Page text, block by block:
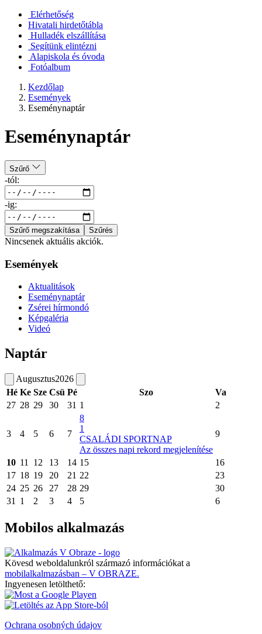
Elérhetőség
Hivatali hirdetőtábla
Hulladék elszállítása
Segítünk elintézni
Alapiskola és óvoda
Fotóalbum
Kezdőlap
Események
Eseménynaptár
Eseménynaptár
Szűrő
-tól:
-ig:
Szűrő megszakítása Szűrés
Nincsenek aktuális akciók.
Események
Aktualitások
Eseménynaptár
Zsérei hírmondó
Képgaléria
Videó
Naptár
Augusztus2026
Hé Ke Sze Csü Pé Szo
Va
27 28 29 30 31 1 2
3 4 5 6 7
8
1
CSALÁDI SPORTNAP
Az összes napi rekord megjelenítése
9
10 11 12 13 14 15
16
17 18 19 20 21 22
23
24 25 26 27 28 29
30
31
1 2 3 4 5 6
Mobilos alkalmazás
Kövesd weboldalunkról származó információkat a
mobilalkalmazásban – V OBRAZE.
Ingyenesen letölthető:
Ochrana osobných údajov